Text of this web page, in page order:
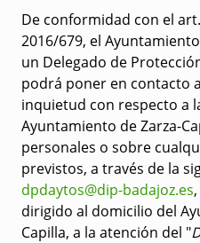
De conformidad con el
2016/679, el
un Delegado de
podrá poner en contacto
inquietud con respecto a
Ayuntamiento de Zarza-
personales o sobre
previstos, a través de la
dpdaytos@dip-badajoz.es
dirigido al domicilio del
Capilla, a la atención del "